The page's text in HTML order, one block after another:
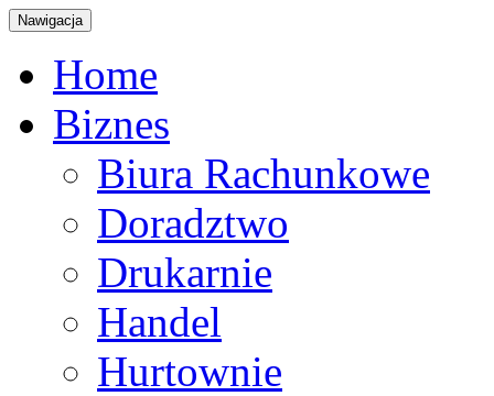
Nawigacja
Home
Biznes
Biura Rachunkowe
Doradztwo
Drukarnie
Handel
Hurtownie